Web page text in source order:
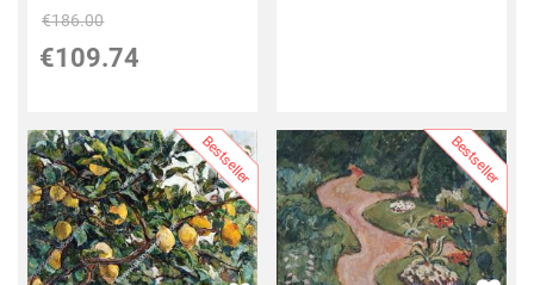
€186.00
€109.74
Bestseller Bestseller